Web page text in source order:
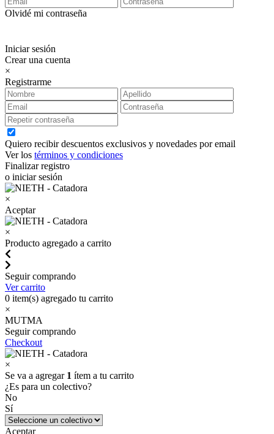
Olvidé mi contraseña
Iniciar sesión
Crear una cuenta
×
Registrarme
Quiero recibir descuentos exclusivos y novedades por email
Ver los términos y condiciones
Finalizar registro
o iniciar sesión
×
Aceptar
×
Producto agregado a carrito
Seguir comprando
Ver carrito
0 item(s) agregado tu carrito
×
MUTMA
Seguir comprando
Checkout
×
Se va a agregar 1 ítem a tu carrito
¿Es para un colectivo?
No
Sí
Aceptar